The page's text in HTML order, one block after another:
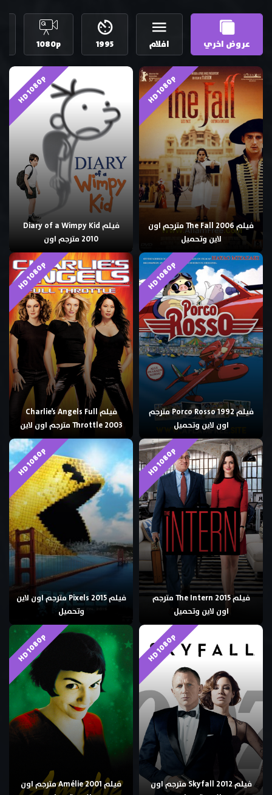
عروض اخري افلام 1995
1080p
HD 1080p
فيلم The Fall 2006 مترجم اون
لاين وتحميل
HD 1080p
فيلم Diary of a Wimpy Kid
2010 مترجم اون
HD 1080p
فيلم Porco Rosso 1992 مترجم
اون لاين وتحميل
HD 1080p
فيلم Charlie’s Angels Full
Throttle 2003 مترجم اون لاين
HD 1080p
فيلم The Intern 2015 مترجم
اون لاين وتحميل
HD 1080p
فيلم Pixels 2015 مترجم اون لاين
وتحميل
HD 1080p
فيلم Skyfall 2012 مترجم اون
HD 1080p
فيلم Amélie 2001 مترجم اون